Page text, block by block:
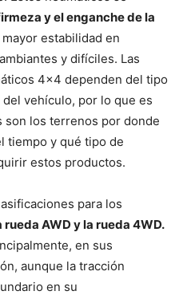
y el enganche de la
estabilidad en
y difíciles. Las
4×4 dependen del tipo
vehículo, por lo que es
son los terrenos por donde
tiempo y qué tipo de
estos productos.
para los
rueda AWD y la rueda 4WD.
en sus
aunque la tracción
en su